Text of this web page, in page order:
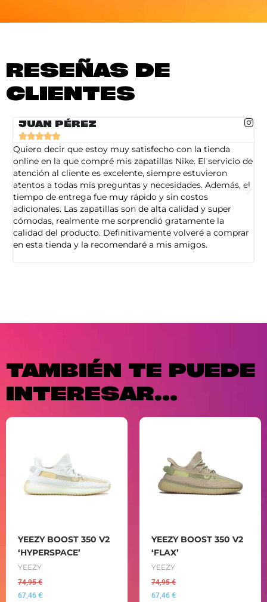
RESEÑAS DE
CLIENTES
JUAN PÉREZ

Quiero decir que estoy muy satisfecho con la tienda
online en la que compré mis zapatillas Nike. El servicio de
atención al cliente es excelente, siempre estuvieron
atentos a todas mis preguntas y necesidades. Además, el
tiempo de entrega fue muy rápido y sin costos
adicionales. Las zapatillas son de alta calidad y super
cómodas, realmente me sorprendió gratamente la
calidad del producto. Definitivamente volveré a comprar
en esta tienda y la recomendaré a mis amigos.
TAMBIÉN TE PUEDE
INTERESAR...
YEEZY BOOST 350 V2
‘HYPERSPACE’
YEEZY
74,95€
67,46 €
YEEZY BOOST 350 V2
‘FLAX’
YEEZY
74,95€
67,46 €